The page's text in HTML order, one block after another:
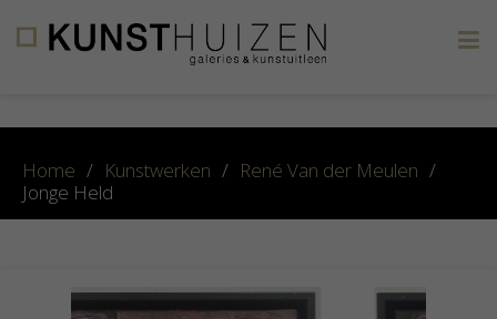
Home / Kunstwerken / René Van der Meulen /
Jonge Held